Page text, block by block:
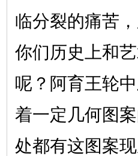
临分裂的痛苦
你们历史上和
呢？阿育王轮
着一定几何图
处都有这图案